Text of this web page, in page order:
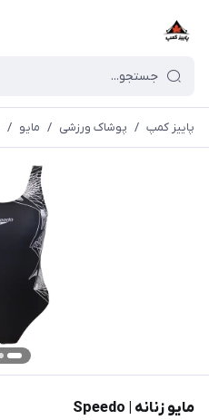
پاییز کمپ / پوشاک ورزشی / مايو /
مایو زنانه | Speedo